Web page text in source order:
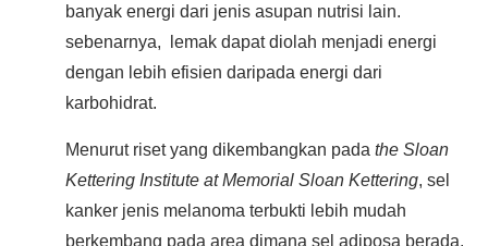
banyak energi dari jenis asupan nutrisi lain.
sebenarnya, lemak dapat diolah menjadi energi
dengan lebih efisien daripada energi dari
karbohidrat.
Menurut riset yang dikembangkan pada the Sloan
Kettering Institute at Memorial Sloan Kettering, sel
kanker jenis melanoma terbukti lebih mudah
berkembang pada area dimana sel adiposa berada.